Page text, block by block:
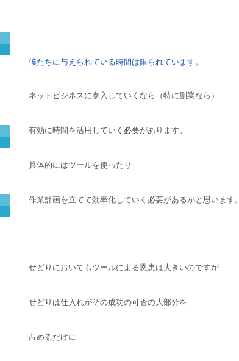
僕たちに与えられている時間は限られています。
ネットビジネスに参入していくなら（特に副業なら）
有効に時間を活用していく必要があります。
具体的にはツールを使ったり
作業計画を立てて効率化していく必要があるかと思います。
せどりにおいてもツールによる恩恵は大きいのですが
せどりは仕入れがその成功の可否の大部分を
占めるだけに